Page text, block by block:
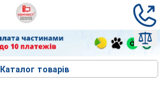
Каталог товарів